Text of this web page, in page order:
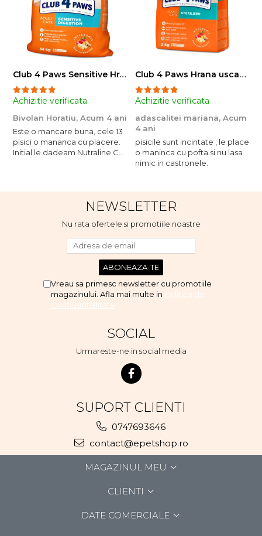
Club 4 Paws Sensitive Hrana uscata pisici adulte, 14kg
Achizitie verificata
Bivolan Horatiu, Acum 4 ani
Este o mancare buna, cele 13
pisici o mananca cu placere.
Initial le dadeam Nutraline Cat
evita, nu o mananca cu
placere. Eu sunt multumit si
Club 4 Paws Hrana uscata pisici sterilizate, 2kg
Achizitie verificata
adascalitei mariana, Acum
4 ani
pisicile sunt incintate , le place
o maninca cu pofta si nu lasa
nimic in castronele.
NEWSLETTER
Nu rata ofertele si promotiile noastre
Vreau sa primesc newsletter cu promotiile
magazinului. Afla mai multe in Politica de
Confidentialitate
SOCIAL
Urmareste-ne in social media
SUPORT CLIENTI
0747693646
contact@epetshop.ro
MAGAZINUL MEU
CLIENTI
DATE COMERCIALE